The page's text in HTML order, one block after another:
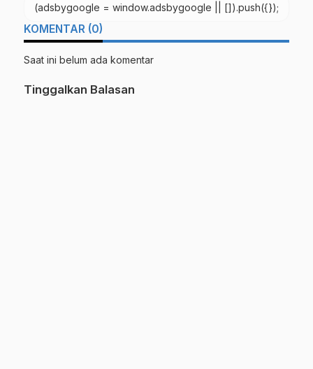
(adsbygoogle = window.adsbygoogle || []).push({});
KOMENTAR (0)
Saat ini belum ada komentar
Tinggalkan Balasan